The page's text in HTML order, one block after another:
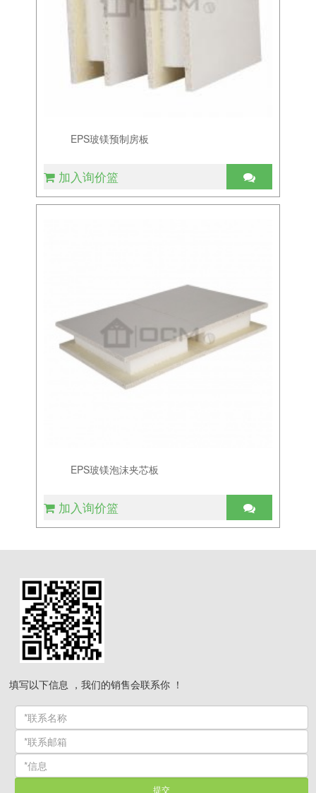
EPS玻镁预制房板
加入询价篮
EPS玻镁泡沫夹芯板
加入询价篮
填写以下信息 ，我们的销售会联系你 ！
提交